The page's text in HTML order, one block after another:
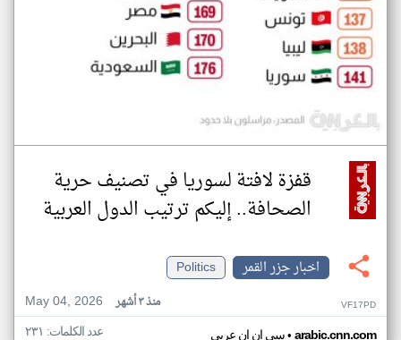
قفزة لافتة لسوريا في تصنيف حرية
الصحافة.. إليكم ترتيب الدول العربية
اخبار جزر القمر
Politics
May 04, 2026
منذ ٣ أشهر VF17PD
سي ان ان عربي arabic.cnn.com عدد الكلمات: ٢٣١